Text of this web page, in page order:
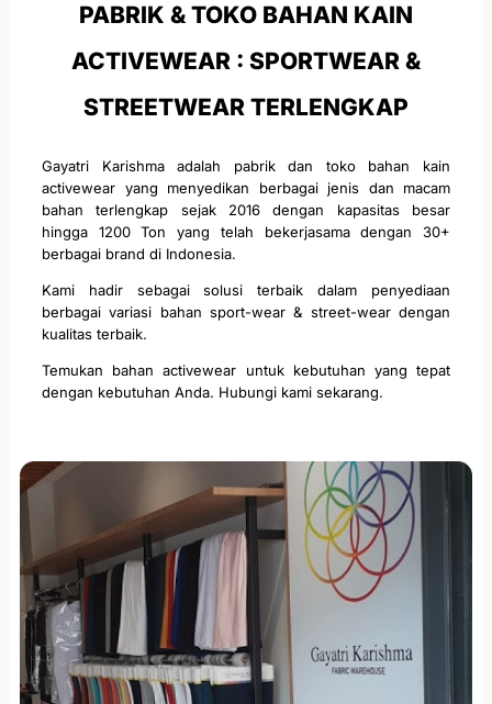
PABRIK & TOKO BAHAN KAIN
ACTIVEWEAR : SPORTWEAR &
STREETWEAR TERLENGKAP
Gayatri Karishma adalah pabrik dan toko bahan kain
activewear yang menyedikan berbagai jenis dan macam
bahan terlengkap sejak 2016 dengan kapasitas besar
hingga 1200 Ton yang telah bekerjasama dengan 30+
berbagai brand di Indonesia.
Kami hadir sebagai solusi terbaik dalam penyediaan
berbagai variasi bahan sport-wear & street-wear dengan
kualitas terbaik.
Temukan bahan activewear untuk kebutuhan yang tepat
dengan kebutuhan Anda. Hubungi kami sekarang.